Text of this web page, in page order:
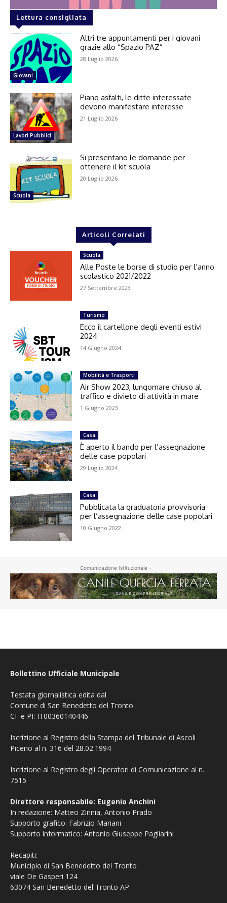
Lettura consigliata
Giovani
Altri tre appuntamenti per i giovani
grazie allo “Spazio PAZ”
28 Luglio 2026
Lavori Pubblici
Piano asfalti, le ditte interessate
devono manifestare interesse
21 Luglio 2026
Scuola
Si presentano le domande per
ottenere il kit scuola
20 Luglio 2026
Articoli Correlati
Scuola
Alle Poste le borse di studio per l’anno
scolastico 2021/2022
27 Settembre 2023
Turismo
Ecco il cartellone degli eventi estivi
2024
14 Giugno 2024
Mobilità e Trasporti
Air Show 2023, lungomare chiuso al
traffico e divieto di attività in mare
1 Giugno 2023
Casa
È aperto il bando per l’assegnazione
delle case popolari
29 Luglio 2024
Casa
Pubblicata la graduatoria provvisoria
per l’assegnazione delle case popolari
10 Giugno 2022
- Comunicazione Istituzionale -
Bollettino Ufficiale Municipale
Testata giornalistica edita dal
Comune di San Benedetto del Tronto
CF e PI: IT00360140446
Iscrizione al Registro della Stampa del Tribunale di Ascoli
Piceno al n. 316 del 28.02.1994
Iscrizione al Registro degli Operatori di Comunicazione al n.
7515
Direttore responsabile: Eugenio Anchini
In redazione: Matteo Zinnia, Antonio Prado
Supporto grafico: Fabrizio Mariani
Supporto informatico: Antonio Giuseppe Pagliarini
Recapiti:
Municipio di San Benedetto del Tronto
viale De Gasperi 124
63074 San Benedetto del Tronto AP